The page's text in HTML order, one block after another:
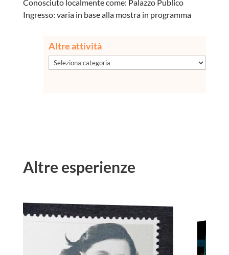
Conosciuto localmente come: Palazzo Publico
Ingresso: varia in base alla mostra in programma
Altre attività
Altre
attività
Altre esperienze